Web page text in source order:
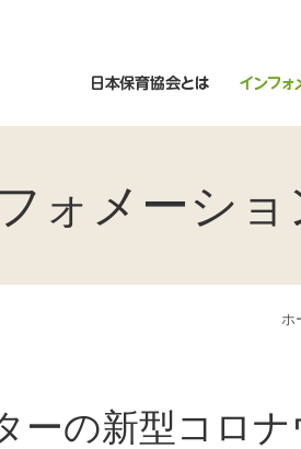
日本保育
ォメーショ
ホ
ーの新型コロ